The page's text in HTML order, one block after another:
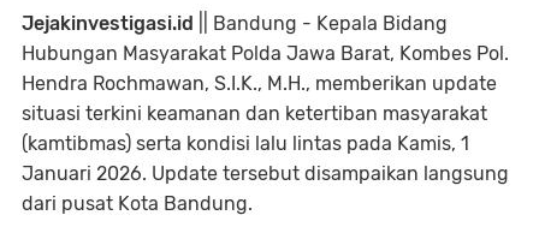
Jejakinvestigasi.id
|| Bandung - Kepala Bidang
Hubungan Masyarakat Polda Jawa Barat, Kombes Pol.
Hendra Rochmawan, S.I.K., M.H., memberikan update
situasi terkini keamanan dan ketertiban masyarakat
(kamtibmas) serta kondisi lalu lintas pada Kamis, 1
Januari 2026. Update tersebut disampaikan langsung
dari pusat Kota Bandung.